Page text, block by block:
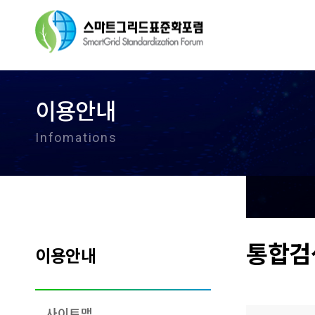
이용안내
Infomations
이용안내 통합